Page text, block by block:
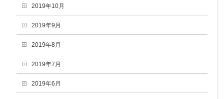
2019年10月
2019年9月
2019年8月
2019年7月
2019年6月